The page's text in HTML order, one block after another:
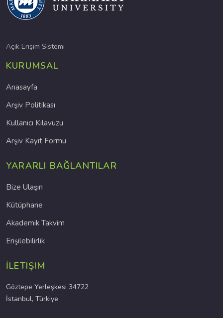
Açık Erişim Sistemi
KURUMSAL
Anasayfa
Arşiv Politikası
Kullanıcı Kılavuzu
Arşiv Kayıt Formu
YARARLI BAĞLANTILAR
Bize Ulaşın
Kütüphane
Akademik Takvim
Erişilebilirlik
İLETIŞIM
Göztepe Yerleşkesi 34722
İstanbul, Türkiye